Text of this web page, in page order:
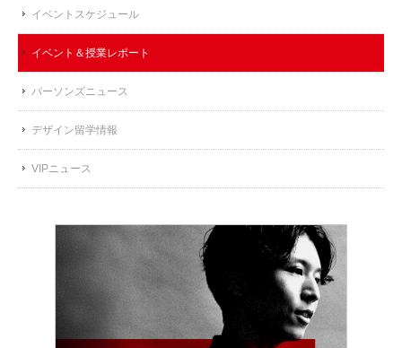
イベントスケジュール
イベント＆授業レポート
パーソンズニュース
デザイン留学情報
VIPニュース